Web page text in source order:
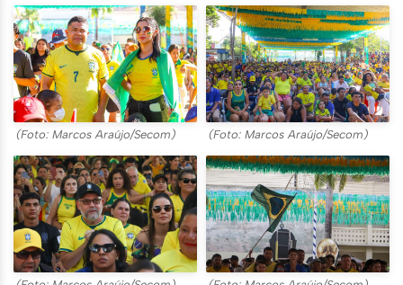
(Foto: Marcos Araújo/Secom) (Foto: Marcos Araújo/Secom)